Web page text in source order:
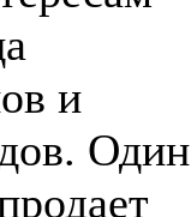
и
Один